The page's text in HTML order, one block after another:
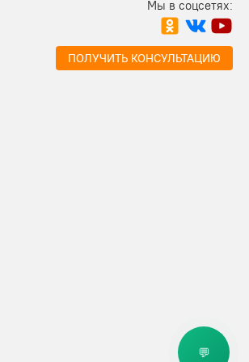
Мы в соцсетях:
ПОЛУЧИТЬ КОНСУЛЬТАЦИЮ
💬